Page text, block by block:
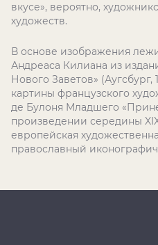
вкусе», вероятно,
художеств.
В основе изображения
Андреаса Килиана из
Нового Заветов» (Аугсбург,
картины французского
де Булоня Младшего
произведении середины
европейская
православный